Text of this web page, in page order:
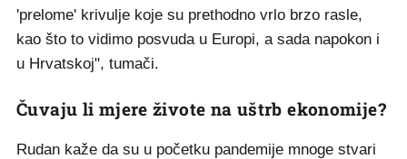
'prelome' krivulje koje su prethodno vrlo brzo rasle,
kao što to vidimo posvuda u Europi, a sada napokon i
u Hrvatskoj", tumači.
Čuvaju li mjere živote na uštrb ekonomije?
Rudan kaže da su u početku pandemije mnoge stvari